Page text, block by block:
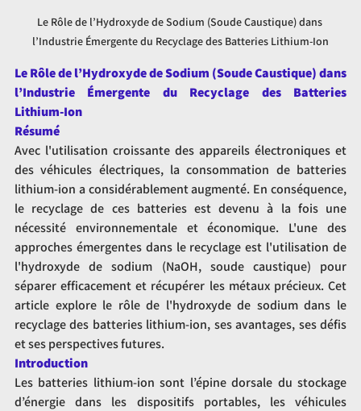
Le Rôle de l’Hydroxyde de Sodium (Soude Caustique) dans
l’Industrie Émergente du Recyclage des Batteries Lithium-Ion
Le Rôle de l’Hydroxyde de Sodium (Soude Caustique) dans
l’Industrie Émergente du Recyclage des Batteries
Lithium-Ion
Résumé
Avec l'utilisation croissante des appareils électroniques et
des véhicules électriques, la consommation de batteries
lithium-ion a considérablement augmenté. En conséquence,
le recyclage de ces batteries est devenu à la fois une
nécessité environnementale et économique. L'une des
approches émergentes dans le recyclage est l'utilisation de
l'hydroxyde de sodium (NaOH, soude caustique) pour
séparer efficacement et récupérer les métaux précieux. Cet
article explore le rôle de l'hydroxyde de sodium dans le
recyclage des batteries lithium-ion, ses avantages, ses défis
et ses perspectives futures.
Introduction
Les batteries lithium-ion sont l’épine dorsale du stockage
d’énergie dans les dispositifs portables, les véhicules